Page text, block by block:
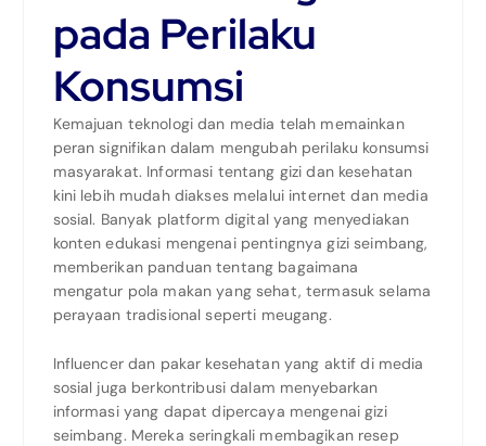
pada Perilaku
Konsumsi
Kemajuan teknologi dan media telah memainkan
peran signifikan dalam mengubah perilaku konsumsi
masyarakat. Informasi tentang gizi dan kesehatan
kini lebih mudah diakses melalui internet dan media
sosial. Banyak platform digital yang menyediakan
konten edukasi mengenai pentingnya gizi seimbang,
memberikan panduan tentang bagaimana
mengatur pola makan yang sehat, termasuk selama
perayaan tradisional seperti meugang.
Influencer dan pakar kesehatan yang aktif di media
sosial juga berkontribusi dalam menyebarkan
informasi yang dapat dipercaya mengenai gizi
seimbang. Mereka seringkali membagikan resep